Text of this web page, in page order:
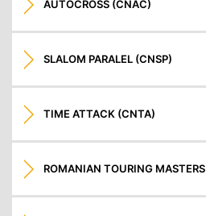
AUTOCROSS (CNAC)
SLALOM PARALEL (CNSP)
TIME ATTACK (CNTA)
ROMANIAN TOURING MASTERS